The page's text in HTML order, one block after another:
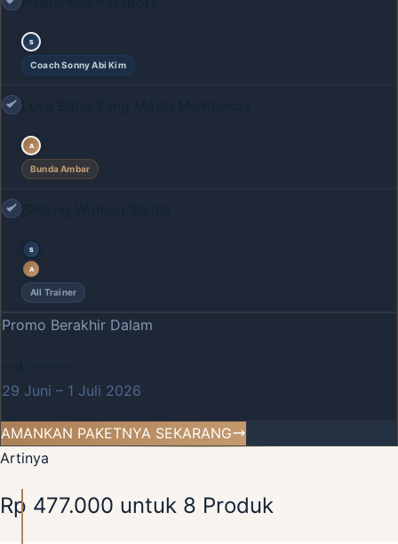
S
Coach Sonny Abi Kim
A
Bunda Ambar
S
A
All Trainer
Promo Berakhir Dalam
29 Juni – 1 Juli 2026
AMANKAN PAKETNYA SEKARANG
Artinya
Rp 477.000 untuk 8 Produk